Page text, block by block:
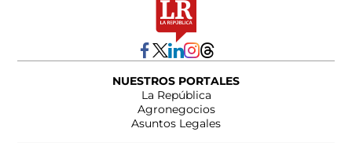
NUESTROS PORTALES
La República
Agronegocios
Asuntos Legales